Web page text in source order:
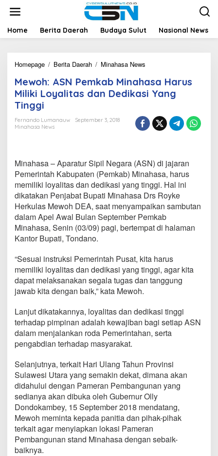
t
Home Berita Daerah Budaya Sulut Nasional News
Homepage / Berita Daerah / Minahasa News
w
o
h
A
S
m
k
a
b
M
i
n
a
h
a
H
a
r
M
i
l
i
L
o
y
a
l
i
t
a
s
d
Mewoh: ASN Pemkab Minahasa Harus
Miliki Loyalitas dan Dedikasi Yang
Tinggi
Fernando Lumanauw
September 3, 2018
Minahasa News
Minahasa – Aparatur Sipil Negara (ASN) di jajaran
Pemerintah Kabupaten (Pemkab) Minahasa, harus
memiliki loyalitas dan dedikasi yang tinggi. Hal ini
dikatakan Penjabat Bupati Minahasa Drs Royke
Herkulas Mewoh DEA, saat menyampaikan sambutan
dalam Apel Awal Bulan September Pemkab
Minahasa, Senin (03/09) pagi, bertempat di halaman
Kantor Bupati, Tondano.
“Sesuai instruksi Pemerintah Pusat, kita harus
memiliki loyalitas dan dedikasi yang tinggi, agar kita
dapat melaksanakan segala tugas dan tanggung
jawab kita dengan baik,” kata Mewoh.
Lanjut dikatakannya, loyalitas dan dedikasi tinggi
terhadap pimpinan adalah kewajiban bagi setiap ASN
dalam menjalankan roda Pemerintahan, serta
pengabdian terhadap masyarakat.
Selanjutnya, terkait Hari Ulang Tahun Provinsi
Sulawesi Utara yang semakin dekat, dimana akan
didahului dengan Pameran Pembangunan yang
sedianya akan dibuka oleh Gubernur Olly
Dondokambey, 15 September 2018 mendatang,
Mewoh meminta kepada panitia dan pihak-pihak
terkait agar menyiapkan lokasi Pameran
Pembangunan stand Minahasa dengan sebaik-
baiknya.